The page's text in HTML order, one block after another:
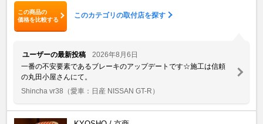
この商品の
価格を比較する
このカテゴリの取付店を探す
ユーザーの最新投稿
2026年8月6日
一番の不安要素であるブレーキのアップデートです☆施工は信頼
の丸田小屋さんにて。
Shincha vr38 （愛車：日産 NISSAN GT-R）